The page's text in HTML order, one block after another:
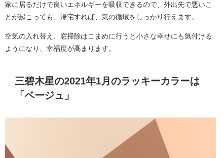
家に居るだけで良いエネルギーを吸収できるので、外出先で悪いこ
とが起こっても、帰宅すれば、気の循環をしっかり行えます。
空気の入れ替え、窓掃除はこまめに行うと小さな幸せにも気付ける
ようになり、幸福度が高まります。
三碧木星の2021年1月のラッキーカラーは
「ベージュ」